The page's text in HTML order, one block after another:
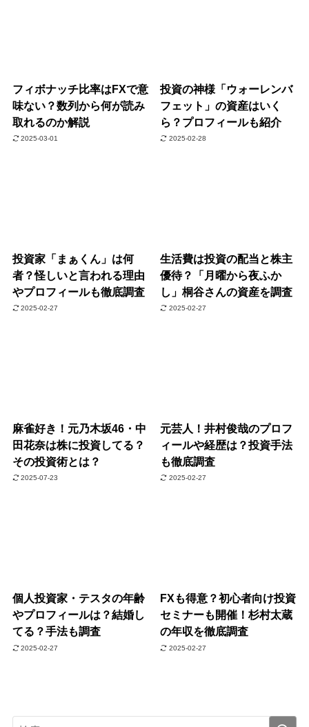
フィボナッチ比率はFXで意
味ない？数列から何が読み
取れるのか解説
2025-03-01
投資の神様「ウォーレンバ
フェット」の資産はいく
ら？プロフィールも紹介
2025-02-28
投資家「まぁくん」は何
者？怪しいと言われる理由
やプロフィールも徹底調査
2025-02-27
生活費は投資の配当と株主
優待？「月曜から夜ふか
し」桐谷さんの資産を調査
2025-02-27
麻雀好き！元乃木坂46・中
田花奈は株に投資してる？
その投資術とは？
2025-07-23
元芸人！井村俊哉のプロフ
ィールや経歴は？投資手法
も徹底調査
2025-02-27
個人投資家・テスタの年齢
やプロフィールは？結婚し
てる？手法も調査
2025-02-27
FXも得意？初心者向け投資
セミナーも開催！杉村太蔵
の年収を徹底調査
2025-02-27